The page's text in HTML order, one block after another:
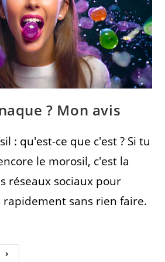
? Mon avis
: qu'est-ce que c'est ? Si tu
le morosil, c'est la
réseaux sociaux pour
sans rien faire.